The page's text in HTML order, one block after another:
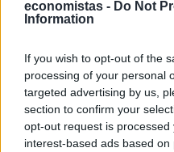
economistas - Do Not
Information
If you wish to opt-out of the
processing of your personal
targeted advertising by us,
section to confirm your
opt-out request is
interest-based ads based
Η λύση, όπως υποστήριξε,
διάλογος. «Πρέπει να
κοινωνιών και τα μέσα
τι διαθέτουμε και πώς